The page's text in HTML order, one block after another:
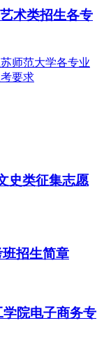
术类招生各专
史类征集志愿
招生简章
院电子商务专